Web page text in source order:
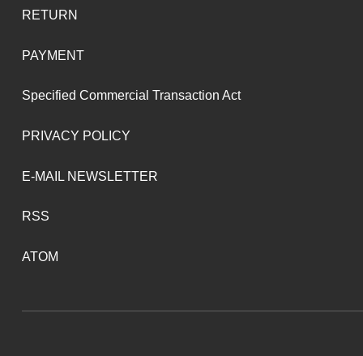
RETURN
PAYMENT
Specified Commercial Transaction Act
PRIVACY POLICY
E-MAIL NEWSLETTER
RSS
ATOM